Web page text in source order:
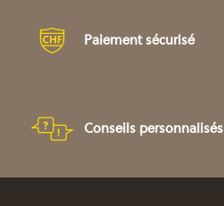
Paiement sécurisé
Conseils personnalisés